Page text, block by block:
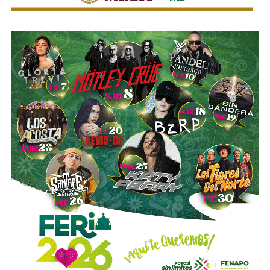
la compañía.
Esa conversión todavía no ocurre: se proyecta para 2027.
Azcárraga ha reducido considerablemente sus acciones
de la compañía, aunque conserva (vía un fideicomiso
familiar y una clase especial de acciones) el control formal
del voto de la empresa, independientemente de cuánto
capital tenga cada quien. En resumidas cuentas, aunque
Emilio Azcárraga tiene el poder de decisión,el mismo
financiero que reparte el control de El Realito con los
dos hombres más poderosos de Televisa está, al
mismo tiempo, camino a convertirse en el mayor
dueño accionario de la propia televisora.